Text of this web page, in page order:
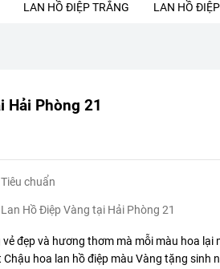
LAN HỒ ĐIỆP TRẮNG LAN HỒ
Hải Phòng 21
Tiêu chuẩn
Lan Hồ Điệp Vàng tại Hải Phòng 21
đẹp và hương thơm mà mỗi màu hoa lại
hoa lan hồ điệp màu Vàng tặng sinh